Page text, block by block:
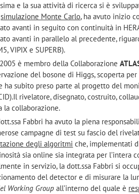
e la sua attività di ricerca si è
simulazione Monte Carlo, ha avuto inizio
avanti in seguito con continuità in
avanti in parallelo al precedente,
VIPIX e SUPERB).
è membro della Collaborazione
del bosone di Higgs, scoperta
ha subito preso parte al progetto del
rivelatore, disegnato, costruito,
la collaborazione.
Fabbri ha avuto la piena
campagne di test su fascio del
degli algoritmi che, implementati
sia online sia integrata per l’intera
in servizio, la dott.ssa Fabbri si
del detector e di misurare la
Working Groupall’interno del quale è